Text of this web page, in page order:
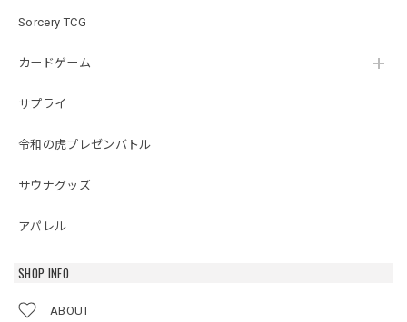
Sorcery TCG
カードゲーム
サプライ
令和の虎プレゼンバトル
サウナグッズ
アパレル
SHOP INFO
ABOUT